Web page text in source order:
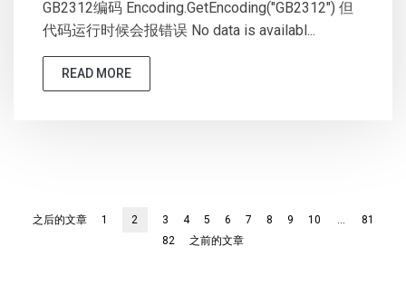
GB2312编码 Encoding.GetEncoding("GB2312") 但
代码运行时候会报错误 No data is availabl...
READ MORE
之后的文章 1 2 3 4 5 6 7 8 9 10 ...
81
82
之前的文章